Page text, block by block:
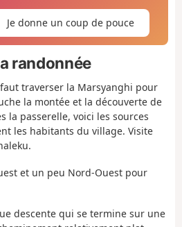
Je donne un coup de pouce
randonnée
traverser la Marsyanghi pour
la montée et la découverte de
la passerelle, voici les sources
les habitants du village. Visite
et un peu Nord-Ouest pour
descente qui se termine sur une